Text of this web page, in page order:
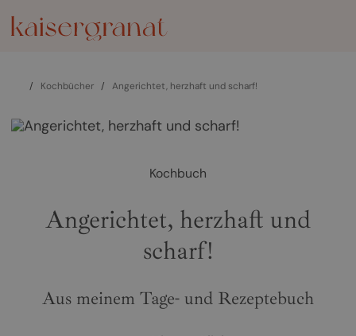
/ Kochbücher / Angerichtet, herzhaft und scharf!
Kochbuch
Angerichtet, herzhaft und
scharf!
Aus meinem Tage- und Rezeptebuch